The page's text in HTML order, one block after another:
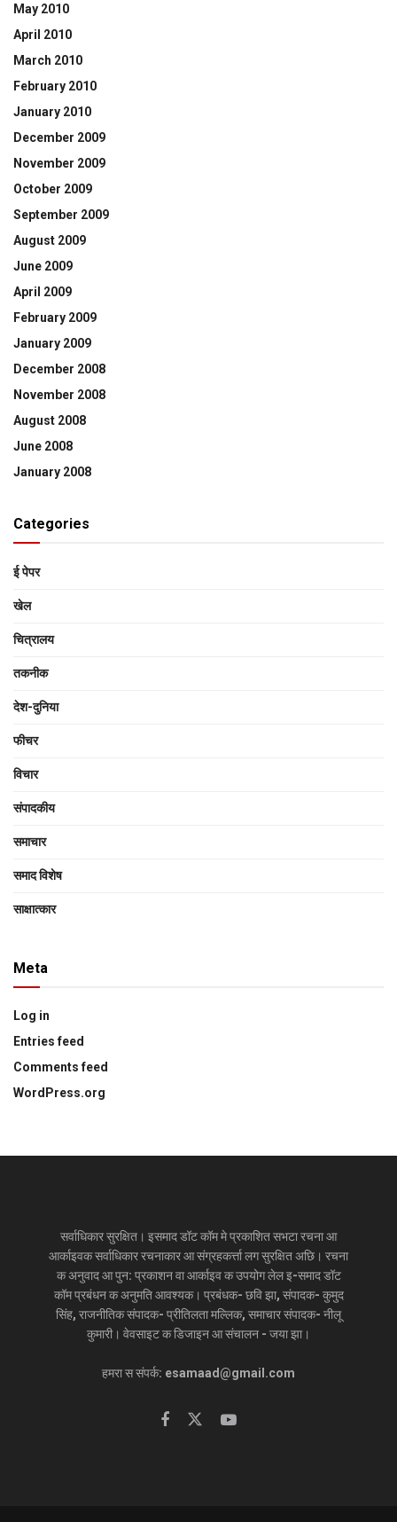
May 2010
April 2010
March 2010
February 2010
January 2010
December 2009
November 2009
October 2009
September 2009
August 2009
June 2009
April 2009
February 2009
January 2009
December 2008
November 2008
August 2008
June 2008
January 2008
Categories
ई पेपर
खेल
चित्रालय
तकनीक
देश-दुनिया
फीचर
विचार
संपादकीय
समाचार
समाद विशेष
साक्षात्‍कार
Meta
Log in
Entries feed
Comments feed
WordPress.org
सर्वाधिकार सुरक्षित। इसमाद डॉट कॉम मे प्रकाशित सभटा रचना आ
आर्काइवक सर्वाधिकार रचनाकार आ संग्रहकर्त्ता लग सुरक्षित अछि। रचना
क अनुवाद आ पुन: प्रकाशन वा आर्काइव क उपयोग लेल इ-समाद डॉट
कॉम प्रबंधन क अनुमति आवश्यक। प्रबंधक- छवि झा, संपादक- कुमुद
सिंह, राजनीतिक संपादक- प्रीतिलता मल्लिक, समाचार संपादक- नीलू
कुमारी। वेवसाइट क डिजाइन आ संचालन - जया झा।
हमरा स संपर्क: esamaad@gmail.com